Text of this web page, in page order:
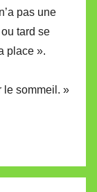
pas une
tard se
place ».
le sommeil. »